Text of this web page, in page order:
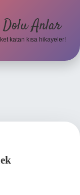
Anlar
katan kısa hikayeler!